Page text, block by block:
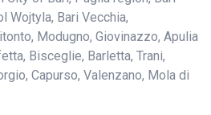
Wojtyla, Bari Vecchia,
Modugno, Giovinazzo, Apulia
Bisceglie, Barletta, Trani,
Capurso, Valenzano, Mola di